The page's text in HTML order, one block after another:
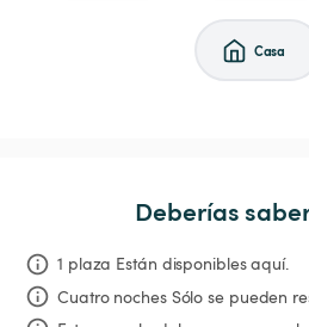
Casa
Deberías
1 plaza Están disponibles aquí.
Cuatro noches Sólo se pueden